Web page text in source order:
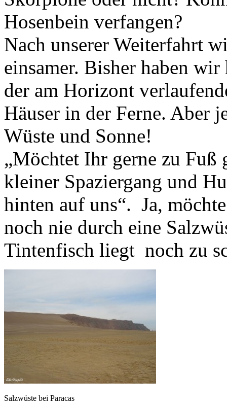
Hosenbein verfangen?
Nach unserer Weiterfahrt
einsamer. Bisher haben
der am Horizont
Häuser in der Ferne. Aber
Wüste und Sonne!
„Möchtet Ihr gerne zu Fuß
kleiner Spaziergang und
hinten auf uns“. Ja,
noch nie durch eine
Tintenfisch liegt noch zu
Salzwüste bei Paracas